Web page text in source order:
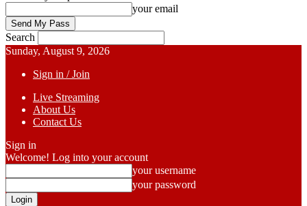
your email
Search
Sunday, August 9, 2026
Sign in / Join
Live Streaming
About Us
Contact Us
Sign in
Welcome! Log into your account
your username
your password